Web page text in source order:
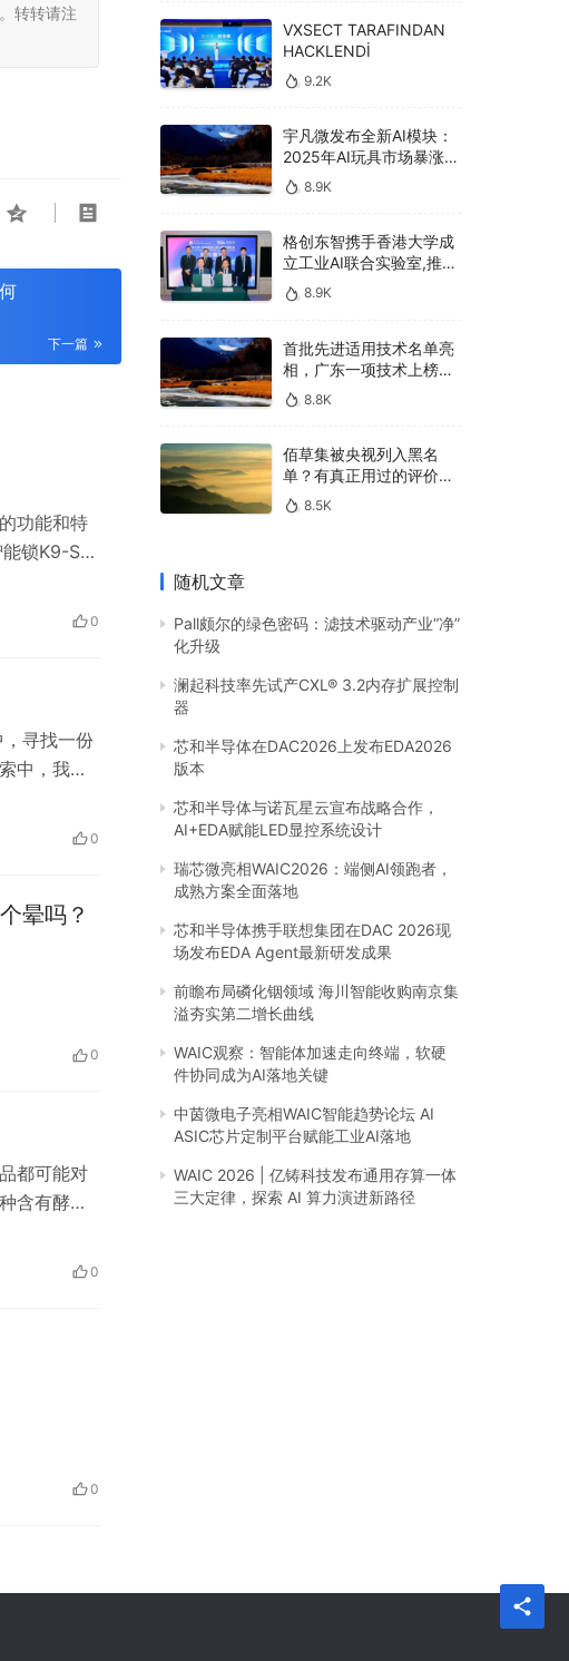
转转请注
下一篇
功能和特
锁K9-S：
录入多组
0
寻找一份
中，我发
产品开始
0
晕吗？
0
都可能对
含有酵素
对人体造
0
0
VXSECT TARAFINDAN
HACKLENDİ
9.2K
宇凡微发布全新AI模块：
2025年AI玩具市场暴涨
400亿，90%传统厂商的
生死战即将打响
8.9K
格创东智携手香港大学成
立工业AI联合实验室,推进
AMHS智能物料搬运调度
系统研发
8.9K
首批先进适用技术名单亮
相，广东一项技术上榜，
有何独特之处？
8.8K
佰草集被央视列入黑名
单？有真正用过的评价
吗？8.5K
随机文章
Pall颇尔的绿色密码：滤技术驱动产业“净”
化升级
澜起科技率先试产CXL® 3.2内存扩展控制
器
芯和半导体在DAC2026上发布EDA2026
版本
芯和半导体与诺瓦星云宣布战略合作，
AI+EDA赋能LED显控系统设计
瑞芯微亮相WAIC2026：端侧AI领跑者，
成熟方案全面落地
芯和半导体携手联想集团在DAC 2026现
场发布EDA Agent最新研发成果
前瞻布局磷化铟领域 海川智能收购南京集
溢夯实第二增长曲线
WAIC观察：智能体加速走向终端，软硬
件协同成为AI落地关键
中茵微电子亮相WAIC智能趋势论坛 AI
ASIC芯片定制平台赋能工业AI落地
WAIC 2026 | 亿铸科技发布通用存算一体
三大定律，探索 AI 算力演进新路径